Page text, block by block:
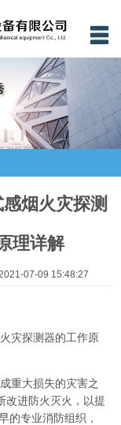
烟火灾探测
理详解
07-09 15:48:27
灾探测器的工作原
重大损失的灾害之
改进防火灭火，以提
的专业消防组织，